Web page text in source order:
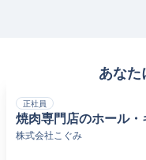
あなた
正社員
焼肉専門店のホール・
株式会社こぐみ